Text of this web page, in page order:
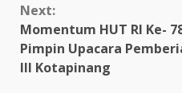
Next:
Momentum HUT RI Ke-
Pimpin Upacara
III Kotapinang